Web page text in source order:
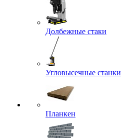
Долбежные стаки
Угловысечные станки
Планкен